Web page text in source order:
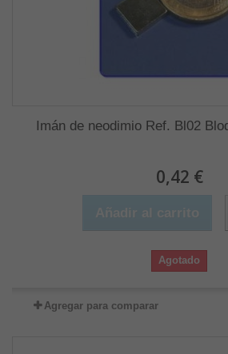
Imán de neodimio Ref. Bl02
0,42 €
Agotado
Agregar para comparar